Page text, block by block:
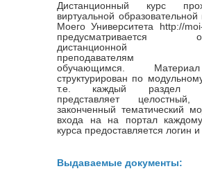
Дистанционный курс
виртуальной
Моего Университета http://
предусматривается
дистанционной
обучающимся.
структурирован по
т.е. каждый раздел
представляет целостный,
законченный тематический
входа на на портал каждому
курса предоставляется логин и
Выдаваемые документы: